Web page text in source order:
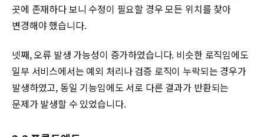
곳에 존재하다 보니 수정이 필요할 경우 모든 위치를 찾아
변경해야 했습니다.
넷째, 오류 발생 가능성이 증가하였습니다. 비슷한 로직임에도
일부 서비스에서는 예외 처리나 검증 로직이 누락되는 경우가
발생하였고, 동일 기능임에도 서로 다른 결과가 반환되는
문제가 발생할 수 있었습니다.